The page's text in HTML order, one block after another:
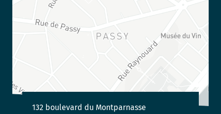
132 boulevard du Montparnasse